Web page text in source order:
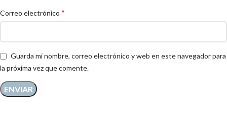
Correo electrónico *
Guarda mi nombre, correo electrónico y web en este navegador para
la próxima vez que comente.